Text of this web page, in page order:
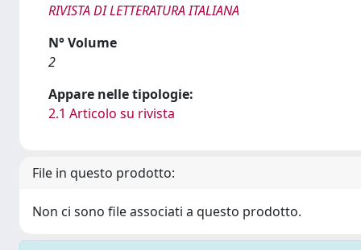
RIVISTA DI LETTERATURA ITALIANA
N° Volume
2
Appare nelle tipologie:
2.1 Articolo su rivista
File in questo prodotto:
Non ci sono file associati a questo prodotto.